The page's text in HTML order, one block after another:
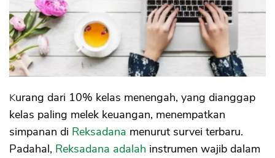
Kurang dari 10% kelas menengah, yang dianggap
kelas paling melek keuangan, menempatkan
simpanan di Reksadana menurut survei terbaru.
Padahal, Reksadana adalah instrumen wajib dalam